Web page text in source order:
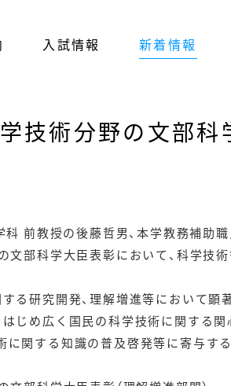
入試情報 新着情報
技術分野の文部
科 前教授の後藤哲男、本学教務補助
部科学大臣表彰において、科学技術
る研究開発、理解増進等において顕
じめ広く国民の科学技術に関する関
に関する知識の普及啓発等に寄与す